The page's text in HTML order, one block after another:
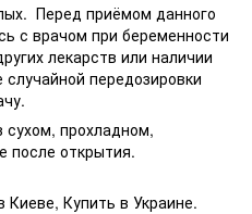
Перед приёмом данного
с врачом при беременности
лекарств или наличии
случайной передозировки
сухом, прохладном,
после открытия.
Киеве, Купить в Украине.